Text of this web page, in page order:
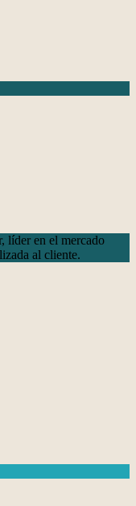
líder en el mercado
al cliente.